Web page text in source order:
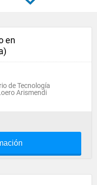
en
de Tecnología
Arismendi